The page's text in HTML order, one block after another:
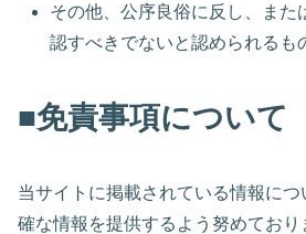
その他、公序良俗に反し、また
認すべきでないと認められるも
■免責事項について
当サイトに掲載されている情報に
確な情報を提供するよう努めており